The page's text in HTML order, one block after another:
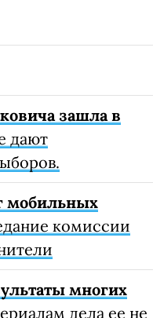
зашла в
дают
мобильных
комиссии
многих
дела ее не